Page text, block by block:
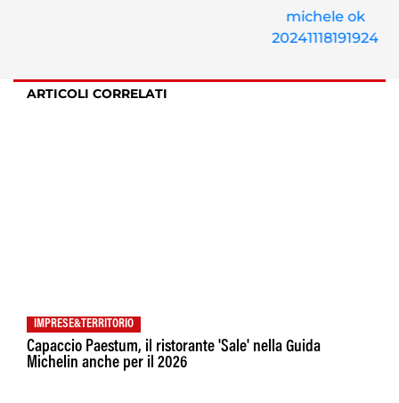
ARTICOLI CORRELATI
IMPRESE&TERRITORIO
Capaccio Paestum, il ristorante 'Sale' nella Guida
Michelin anche per il 2026